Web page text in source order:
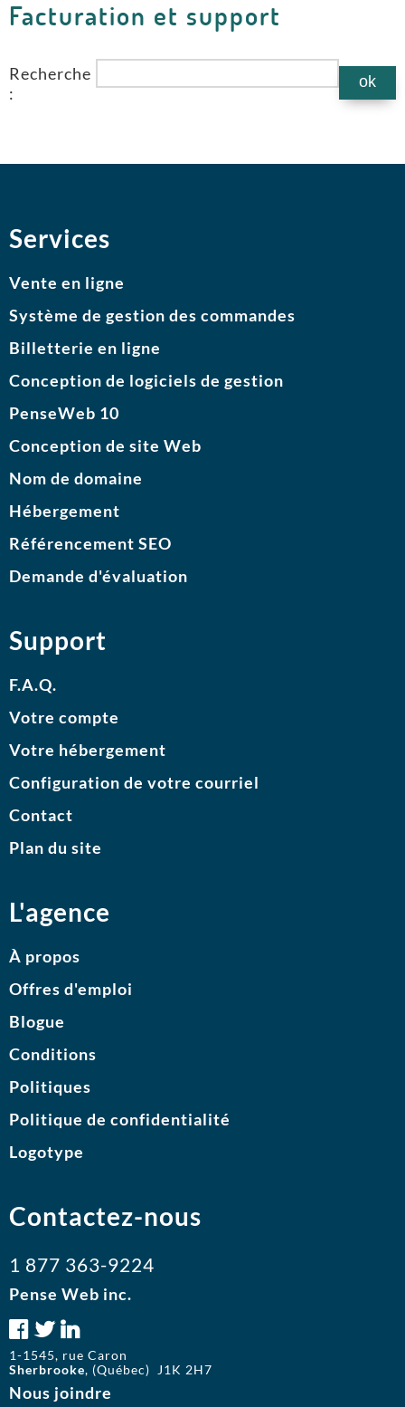
Facturation et support
Recherche
:
Services
Vente en ligne
Système de gestion des commandes
Billetterie en ligne
Conception de logiciels de gestion
PenseWeb 10
Conception de site Web
Nom de domaine
Hébergement
Référencement SEO
Demande d'évaluation
Support
F.A.Q.
Votre compte
Votre hébergement
Configuration de votre courriel
Contact
Plan du site
L'agence
À propos
Offres d'emploi
Blogue
Conditions
Politiques
Politique de confidentialité
Logotype
Contactez-nous
1 877 363-9224
Pense Web inc.
1-1545, rue Caron
Sherbrooke, (Québec) J1K 2H7
Nous joindre